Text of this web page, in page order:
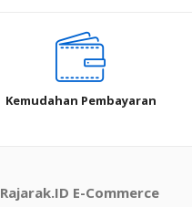
Kemudahan Pembayaran
Rajarak.ID E-Commerce